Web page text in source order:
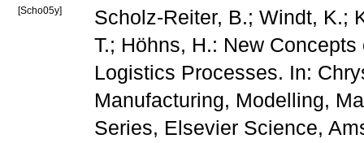
[Scho05y]
Scholz-Reiter, B.; Windt, K.;
T.; Höhns, H.: New
Logistics Processes. In:
Manufacturing, Modelling,
Series, Elsevier Science,